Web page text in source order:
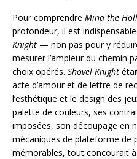
Pour comprendre Mina the
profondeur, il est
Knight — non pas pour y
mesurer l’ampleur du chemin
choix opérés. Shovel Knight
acte d’amour et de lettre de
l’esthétique et le design des
palette de couleurs, ses
imposées, son découpage en
mécaniques de plateforme de
mémorables, tout concourait